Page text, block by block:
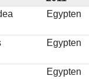
Egypten
Egypten
Egypten